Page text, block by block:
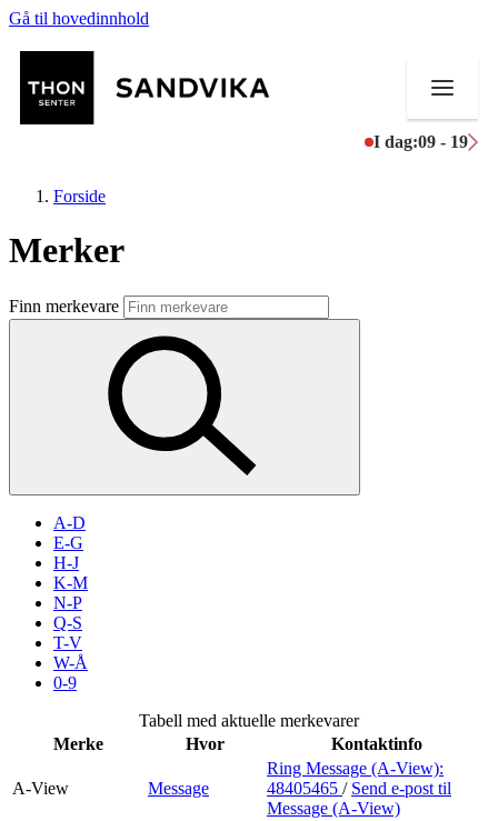
Gå til hovedinnhold
I dag:09 - 19
Butikker
Mat og drikke
Aktiviteter
Merker
Inspirasjon
Søk
Åpningstider
Praktisk informasjon
Forside
Merker
Finn merkevare
A-D
E-G
H-J
K-M
N-P
Q-S
T-V
W-Å
0-9
Tabell med aktuelle merkevarer
Merke
Hvor Kontaktinfo
A-View Message
Ring Message (A-View):
48405465 / Send e-post til
Message (A-View)